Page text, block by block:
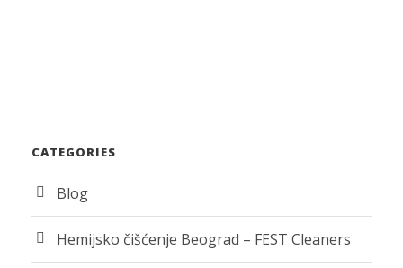
CATEGORIES
Blog
Hemijsko čišćenje Beograd – FEST Cleaners